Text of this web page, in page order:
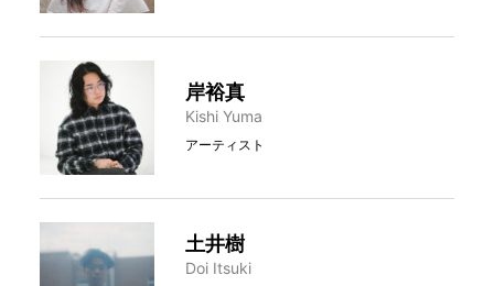
岸裕真
Kishi Yuma
アーティスト
土井樹
Doi Itsuki